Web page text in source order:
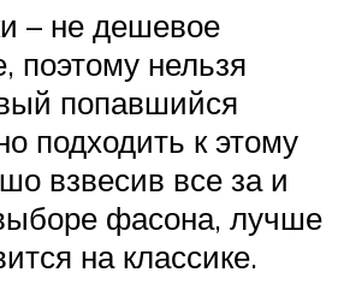
– не дешевое
поэтому нельзя
попавшийся
подходить к этому
взвесив все за и
фасона, лучше
на классике.